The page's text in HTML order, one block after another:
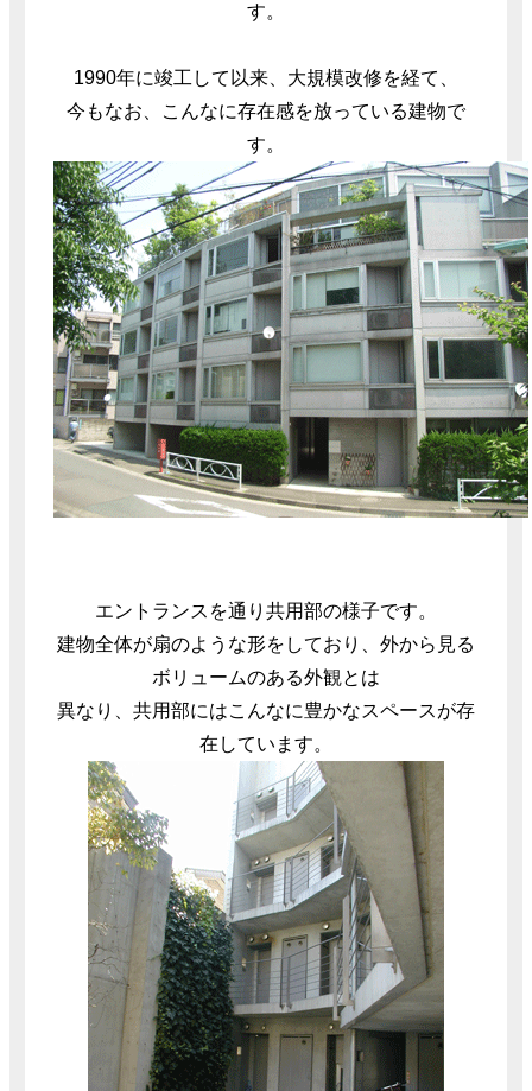
す。
1990年に竣工して以来、大規模改修を経て、
今もなお、こんなに存在感を放っている建物で
す。
エントランスを通り共用部の様子です。
建物全体が扇のような形をしており、外から見る
ボリュームのある外観とは
異なり、共用部にはこんなに豊かなスペースが存
在しています。